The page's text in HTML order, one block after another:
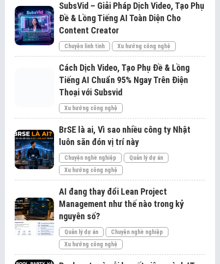
SubsVid – Giải Pháp Dịch Video, Tạo Phụ
Đề & Lồng Tiếng AI Toàn Diện Cho
Content Creator
Chuyện linh tinh Xu hướng công nghệ
Cách Dịch Video, Tạo Phụ Đề & Lồng
Tiếng AI Chuẩn 95% Ngay Trên Điện
Thoại với Subsvid
Xu hướng công nghệ
BrSE là ai, Vì sao nhiều công ty Nhật
luôn săn đón vị trí này
Chuyện nghề nghiệp
Quản lý dự án
Xu hướng công nghệ
AI đang thay đổi Lean Project
Management như thế nào trong kỷ
nguyên số?
Quản lý dự án
Chuyện nghề nghiệp
Xu hướng công nghệ